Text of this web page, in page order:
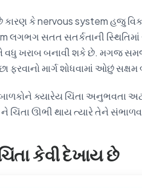
કે nervous system હજુ
લગભગ સતત સતર્કતાની
ખરાબ બનાવી શકે છે. મગજ
ફરવાનો માર્ગ શોધવામાં ઓછું
ક્યારેય ચિંતા અનુભવતા
ઊભી થાય ત્યારે તેને
કેવી દેખાય છે